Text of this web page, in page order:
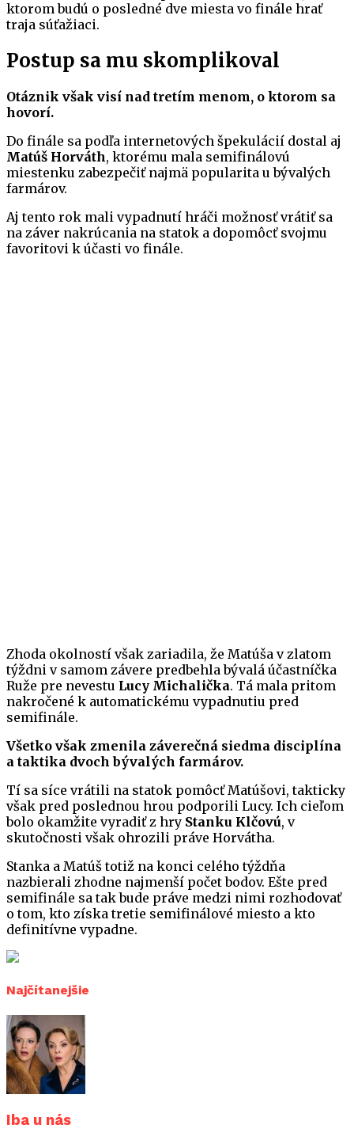
ktorom budú o posledné dve miesta vo finále hrať
traja súťažiaci.
Postup sa mu skomplikoval
Otáznik však visí nad tretím menom, o ktorom sa
hovorí.
Do finále sa podľa internetových špekulácií dostal aj
Matúš Horváth, ktorému mala semifinálovú
miestenku zabezpečiť najmä popularita u bývalých
farmárov.
Aj tento rok mali vypadnutí hráči možnosť vrátiť sa
na záver nakrúcania na statok a dopomôcť svojmu
favoritovi k účasti vo finále.
Zhoda okolností však zariadila, že Matúša v zlatom
týždni v samom závere predbehla bývalá účastníčka
Ruže pre nevestu Lucy Michalička. Tá mala pritom
nakročené k automatickému vypadnutiu pred
semifinále.
Všetko však zmenila záverečná siedma disciplína
a taktika dvoch bývalých farmárov.
Tí sa síce vrátili na statok pomôcť Matúšovi, takticky
však pred poslednou hrou podporili Lucy. Ich cieľom
bolo okamžite vyradiť z hry Stanku Klčovú, v
skutočnosti však ohrozili práve Horvátha.
Stanka a Matúš totiž na konci celého týždňa
nazbierali zhodne najmenší počet bodov. Ešte pred
semifinále sa tak bude práve medzi nimi rozhodovať
o tom, kto získa tretie semifinálové miesto a kto
definitívne vypadne.
Najčítanejšie
Iba u nás